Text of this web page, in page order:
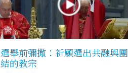
選舉前彌撒：祈願選出共融與團
結的教宗